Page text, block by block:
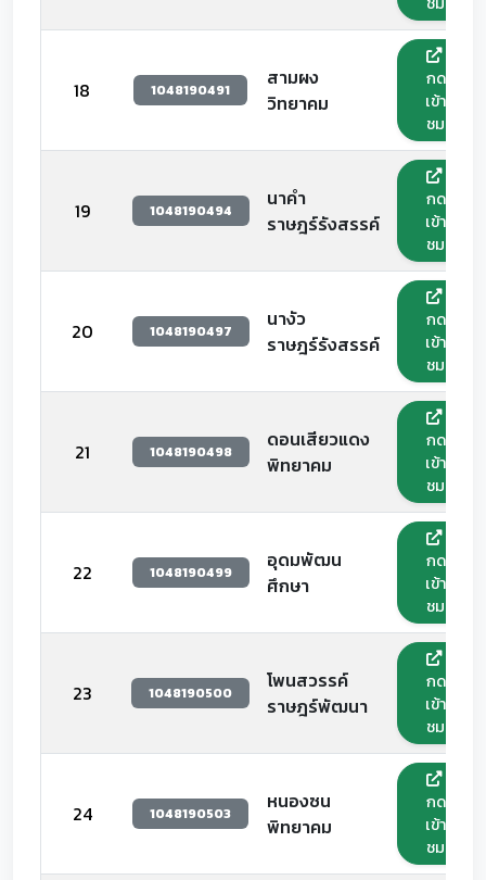
18 1048190491
สามผง
วิทยาคม
กด
เข้า
ชม
19 1048190494
นาคำ
ราษฎร์รังสรรค์
กด
เข้า
ชม
20 1048190497
นางัว
ราษฎร์รังสรรค์
กด
เข้า
ชม
21 1048190498
ดอนเสียวแดง
พิทยาคม
กด
เข้า
ชม
22 1048190499
อุดมพัฒน
ศึกษา
กด
เข้า
ชม
23 1048190500
โพนสวรรค์
ราษฎร์พัฒนา
กด
เข้า
ชม
24 1048190503
หนองซน
พิทยาคม
กด
เข้า
ชม